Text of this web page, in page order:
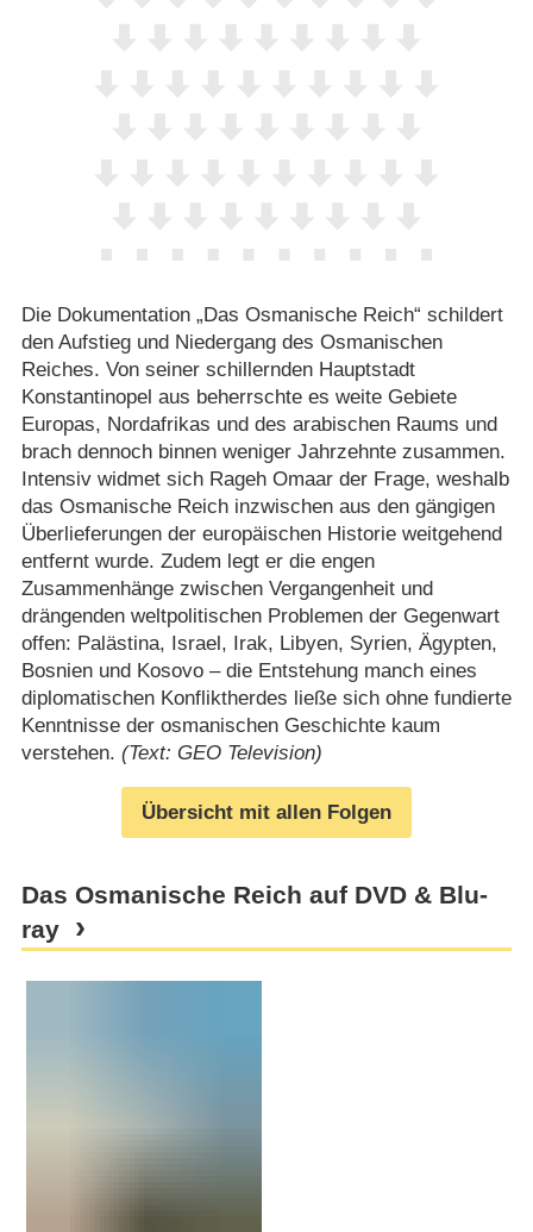
Die Dokumentation „Das Osmanische Reich“ schildert
den Aufstieg und Niedergang des Osmanischen
Reiches. Von seiner schillernden Hauptstadt
Konstantinopel aus beherrschte es weite Gebiete
Europas, Nordafrikas und des arabischen Raums und
brach dennoch binnen weniger Jahrzehnte zusammen.
Intensiv widmet sich Rageh Omaar der Frage, weshalb
das Osmanische Reich inzwischen aus den gängigen
Überlieferungen der europäischen Historie weitgehend
entfernt wurde. Zudem legt er die engen
Zusammenhänge zwischen Vergangenheit und
drängenden weltpolitischen Problemen der Gegenwart
offen: Palästina, Israel, Irak, Libyen, Syrien, Ägypten,
Bosnien und Kosovo – die Entstehung manch eines
diplomatischen Konfliktherdes ließe sich ohne fundierte
Kenntnisse der osmanischen Geschichte kaum
verstehen. (Text: GEO Television)
Übersicht mit allen Folgen
Das Osmanische Reich auf DVD & Blu-
ray